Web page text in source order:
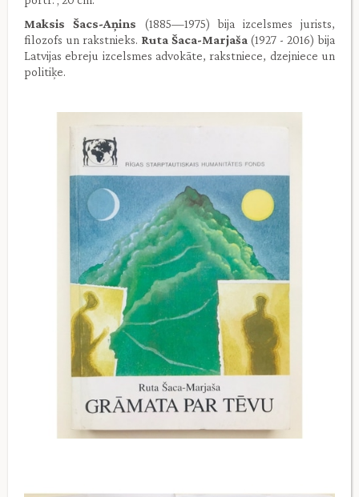
Maksis Šacs-Aņins (1885—1975) bija izcelsmes jurists,
filozofs un rakstnieks. Ruta Šaca-Marjaša (1927 - 2016) bija
Latvijas ebreju izcelsmes advokāte, rakstniece, dzejniece un
politiķe.